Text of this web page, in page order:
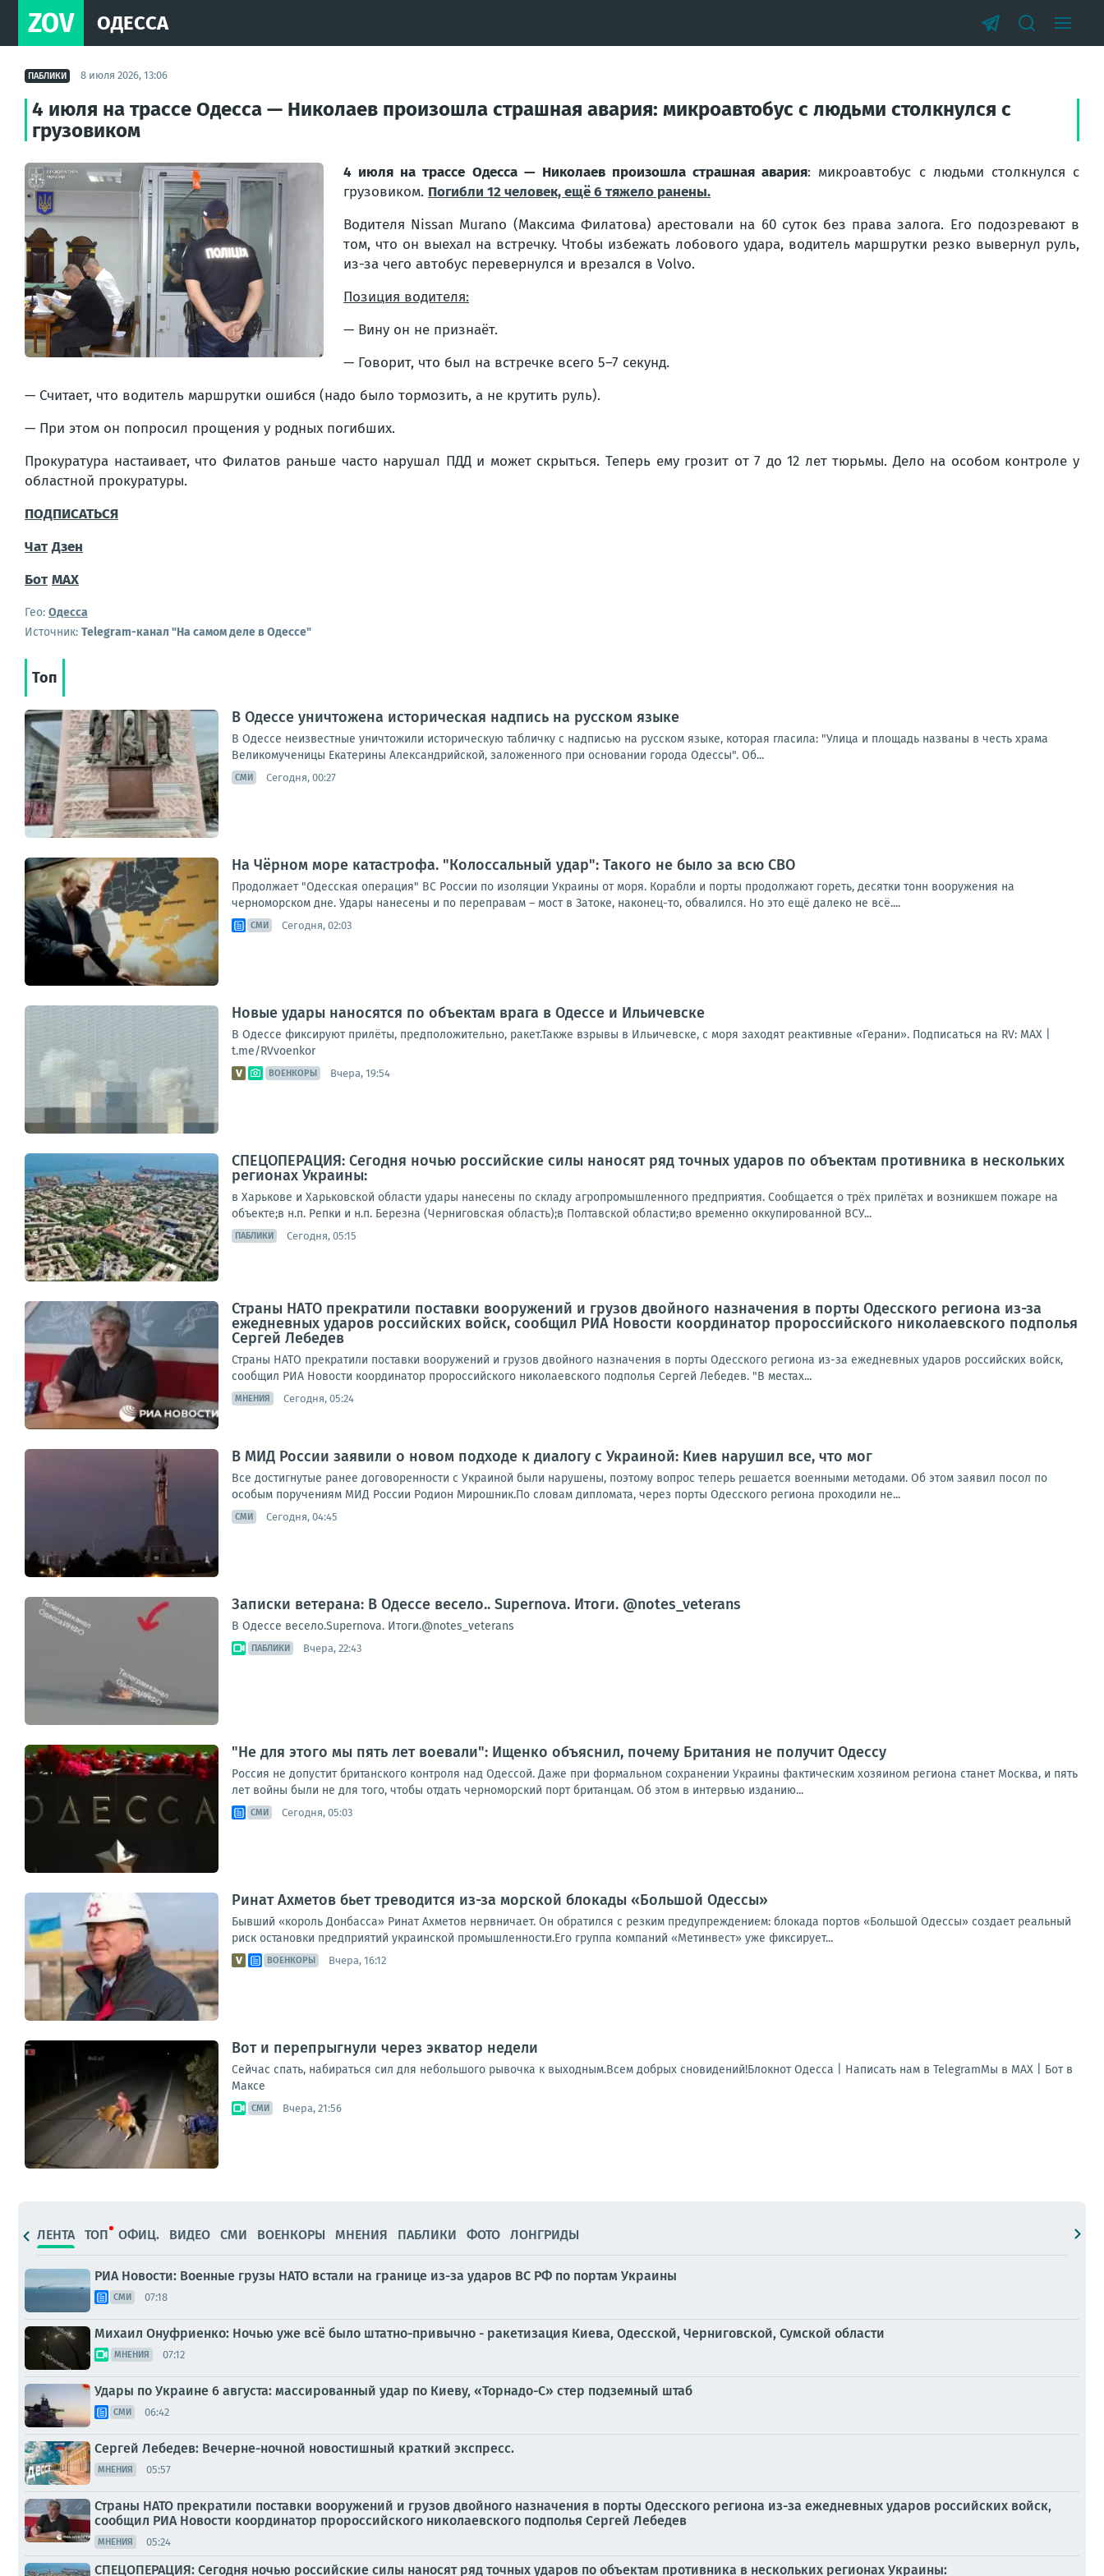
ZOV ОДЕССА
ПАБЛИКИ 8 июля 2026, 13:06
4 июля на трассе Одесса — Николаев произошла страшная авария: микроавтобус с людьми столкнулся с
грузовиком
4 июля на трассе Одесса — Николаев произошла страшная авария: микроавтобус с людьми столкнулся с
грузовиком. Погибли 12 человек, ещё 6 тяжело ранены.
Водителя Nissan Murano (Максима Филатова) арестовали на 60 суток без права залога. Его подозревают в
том, что он выехал на встречку. Чтобы избежать лобового удара, водитель маршрутки резко вывернул руль,
из-за чего автобус перевернулся и врезался в Volvo.
Позиция водителя:
— Вину он не признаёт.
— Говорит, что был на встречке всего 5–7 секунд.
— Считает, что водитель маршрутки ошибся (надо было тормозить, а не крутить руль).
— При этом он попросил прощения у родных погибших.
Прокуратура настаивает, что Филатов раньше часто нарушал ПДД и может скрыться. Теперь ему грозит от 7 до 12 лет тюрьмы. Дело на особом контроле у
областной прокуратуры.
ПОДПИСАТЬСЯ
Чат Дзен
Бот MAX
Гео: Одесса
Источник: Telegram-канал "На самом деле в Одессе"
Топ
В Одессе уничтожена историческая надпись на русском языке
В Одессе неизвестные уничтожили историческую табличку с надписью на русском языке, которая гласила: "Улица и площадь названы в честь храма
Великомученицы Екатерины Александрийской, заложенного при основании города Одессы". Об...
СМИ Сегодня, 00:27
На Чёрном море катастрофа. "Колоссальный удар": Такого не было за всю СВО
Продолжает "Одесская операция" ВС России по изоляции Украины от моря. Корабли и порты продолжают гореть, десятки тонн вооружения на
черноморском дне. Удары нанесены и по переправам – мост в Затоке, наконец-то, обвалился. Но это ещё далеко не всё....
СМИ Сегодня, 02:03
Новые удары наносятся по объектам врага в Одессе и Ильичевске
В Одессе фиксируют прилёты, предположительно, ракет.Также взрывы в Ильичевске, с моря заходят реактивные «Герани». Подписаться на RV: MAX |
t.me/RVvoenkor
ВОЕНКОРЫ Вчера, 19:54
СПЕЦОПЕРАЦИЯ: Сегодня ночью российские силы наносят ряд точных ударов по объектам противника в нескольких
регионах Украины:
в Харькове и Харьковской области удары нанесены по складу агропромышленного предприятия. Сообщается о трёх прилётах и возникшем пожаре на
объекте;в н.п. Репки и н.п. Березна (Черниговская область);в Полтавской области;во временно оккупированной ВСУ...
ПАБЛИКИ Сегодня, 05:15
Страны НАТО прекратили поставки вооружений и грузов двойного назначения в порты Одесского региона из-за
ежедневных ударов российских войск, сообщил РИА Новости координатор пророссийского николаевского подполья
Сергей Лебедев
Страны НАТО прекратили поставки вооружений и грузов двойного назначения в порты Одесского региона из-за ежедневных ударов российских войск,
сообщил РИА Новости координатор пророссийского николаевского подполья Сергей Лебедев. "В местах...
МНЕНИЯ Сегодня, 05:24
В МИД России заявили о новом подходе к диалогу с Украиной: Киев нарушил все, что мог
Все достигнутые ранее договоренности с Украиной были нарушены, поэтому вопрос теперь решается военными методами. Об этом заявил посол по
особым поручениям МИД России Родион Мирошник.По словам дипломата, через порты Одесского региона проходили не...
СМИ Сегодня, 04:45
Записки ветерана: В Одессе весело.. Supernova. Итоги. @notes_veterans
В Одессе весело.Supernova. Итоги.@notes_veterans
ПАБЛИКИ Вчера, 22:43
"Не для этого мы пять лет воевали": Ищенко объяснил, почему Британия не получит Одессу
Россия не допустит британского контроля над Одессой. Даже при формальном сохранении Украины фактическим хозяином региона станет Москва, и пять
лет войны были не для того, чтобы отдать черноморский порт британцам. Об этом в интервью изданию...
СМИ Сегодня, 05:03
Ринат Ахметов бьет треводится из-за морской блокады «Большой Одессы»
Бывший «король Донбасса» Ринат Ахметов нервничает. Он обратился с резким предупреждением: блокада портов «Большой Одессы» создает реальный
риск остановки предприятий украинской промышленности.Его группа компаний «Метинвест» уже фиксирует...
ВОЕНКОРЫ Вчера, 16:12
Вот и перепрыгнули через экватор недели
Сейчас спать, набираться сил для небольшого рывочка к выходным.Всем добрых сновидений!Блокнот Одесса | Написать нам в TelegramМы в МАХ | Бот в
Максе
СМИ Вчера, 21:56
ЛЕНТА ТОП ОФИЦ. ВИДЕО СМИ ВОЕНКОРЫ МНЕНИЯ ПАБЛИКИ ФОТО ЛОНГРИДЫ
РИА Новости: Военные грузы НАТО встали на границе из-за ударов ВС РФ по портам Украины
СМИ 07:18
Михаил Онуфриенко: Ночью уже всё было штатно-привычно - ракетизация Киева, Одесской, Черниговской, Сумской области
МНЕНИЯ 07:12
Удары по Украине 6 августа: массированный удар по Киеву, «Торнадо-С» стер подземный штаб
СМИ 06:42
Сергей Лебедев: Вечерне-ночной новостишный краткий экспресс.
МНЕНИЯ 05:57
Страны НАТО прекратили поставки вооружений и грузов двойного назначения в порты Одесского региона из-за ежедневных ударов российских войск,
сообщил РИА Новости координатор пророссийского николаевского подполья Сергей Лебедев
МНЕНИЯ 05:24
СПЕЦОПЕРАЦИЯ: Сегодня ночью российские силы наносят ряд точных ударов по объектам противника в нескольких регионах Украины: